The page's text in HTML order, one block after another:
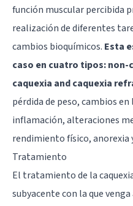
función muscular percibida
realización de diferentes
cambios bioquímicos. Esta
caso en cuatro tipos: non-
caquexia and caquexia
pérdida de peso, cambios
inflamación, alteraciones
rendimiento físico, anorexia
Tratamiento
El tratamiento de la
subyacente con la que